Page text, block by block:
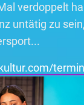
verdoppelt
untätig zu